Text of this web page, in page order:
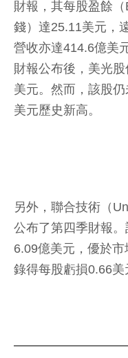
財報，其每股盈餘
錢）達25.11美元，
營收亦達414.6億美
財報公布後，美光
美元。然而，該股
美元歷史新高。
另外，聯合技術（
公布了第四季財報
6.09億美元，優於
錄得每股虧損0.66美